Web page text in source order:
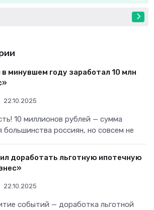
минувшем году заработал 10 млн
22.10.2025
10 миллионов рублей — сумма
большинства россиян, но совсем не
доработать льготную ипотечную
22.10.2025
событий — доработка льготной